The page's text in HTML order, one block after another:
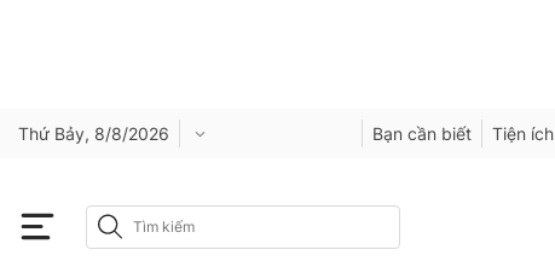
Thứ Bảy, 8/8/2026 Bạn cần biết Tiện ích